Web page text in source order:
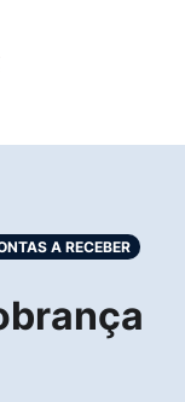
A RECEBER